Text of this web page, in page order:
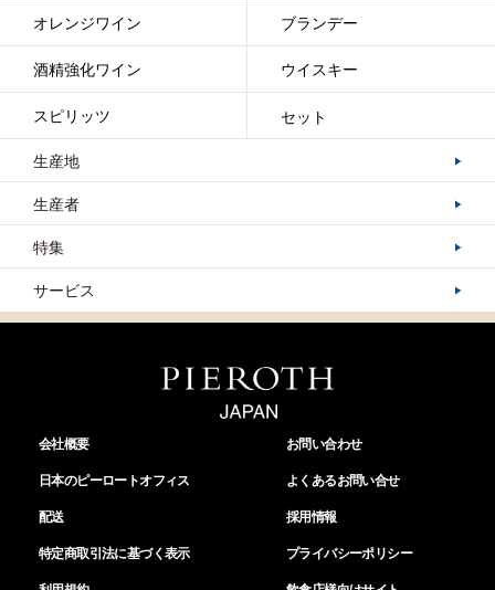
コンフィールドは、革新に取り組み続け、世界中が求めているハイクオリテ
ィなワインを毎年産みだしている。この伝統的な我々のシン・キュヴェ ブ
ランは、ユニークなオーストラリアスタイルのスパークリングワインである
シン ルージュに並ぶ商品である。
オレンジワイン ブランデー
酒精強化ワイン ウイスキー
スピリッツ セット
生産地
生産者
特集
サービス
会社概要
日本のピーロートオフィス
配送
特定商取引法に基づく表示
お問い合わせ
よくあるお問い合せ
採用情報
プライバシーポリシー